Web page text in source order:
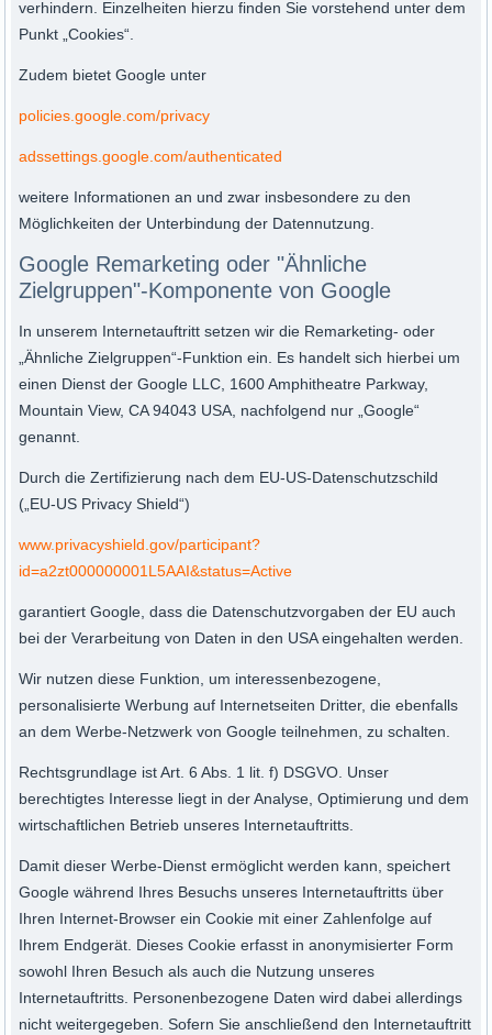
verhindern. Einzelheiten hierzu finden Sie vorstehend unter dem
Punkt „Cookies“.
Zudem bietet Google unter
policies.google.com/privacy
adssettings.google.com/authenticated
weitere Informationen an und zwar insbesondere zu den
Möglichkeiten der Unterbindung der Datennutzung.
Google Remarketing oder "Ähnliche
Zielgruppen"-Komponente von Google
In unserem Internetauftritt setzen wir die Remarketing- oder
„Ähnliche Zielgruppen“-Funktion ein. Es handelt sich hierbei um
einen Dienst der Google LLC, 1600 Amphitheatre Parkway,
Mountain View, CA 94043 USA, nachfolgend nur „Google“
genannt.
Durch die Zertifizierung nach dem EU-US-Datenschutzschild
(„EU-US Privacy Shield“)
www.privacyshield.gov/participant?
id=a2zt000000001L5AAI&status=Active
garantiert Google, dass die Datenschutzvorgaben der EU auch
bei der Verarbeitung von Daten in den USA eingehalten werden.
Wir nutzen diese Funktion, um interessenbezogene,
personalisierte Werbung auf Internetseiten Dritter, die ebenfalls
an dem Werbe-Netzwerk von Google teilnehmen, zu schalten.
Rechtsgrundlage ist Art. 6 Abs. 1 lit. f) DSGVO. Unser
berechtigtes Interesse liegt in der Analyse, Optimierung und dem
wirtschaftlichen Betrieb unseres Internetauftritts.
Damit dieser Werbe-Dienst ermöglicht werden kann, speichert
Google während Ihres Besuchs unseres Internetauftritts über
Ihren Internet-Browser ein Cookie mit einer Zahlenfolge auf
Ihrem Endgerät. Dieses Cookie erfasst in anonymisierter Form
sowohl Ihren Besuch als auch die Nutzung unseres
Internetauftritts. Personenbezogene Daten wird dabei allerdings
nicht weitergegeben. Sofern Sie anschließend den Internetauftritt